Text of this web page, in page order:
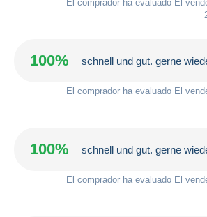
El comprador ha evaluado El
100% schnell und gut. gerne
El comprador ha evaluado El
100% schnell und gut. gerne
El comprador ha evaluado El